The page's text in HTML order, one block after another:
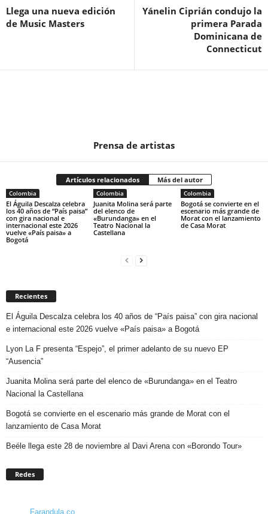
Llega una nueva edición
de Music Masters
Yánelin Ciprián condujo la
primera Parada
Dominicana de
Connecticut
Prensa de artistas
Artículos relacionados Más del autor
Colombia
El Águila Descalza celebra
los 40 años de “País paisa”
con gira nacional e
internacional este 2026
vuelve «País paisa» a
Bogotá
Colombia
Juanita Molina será parte
del elenco de
«Burundanga» en el
Teatro Nacional la
Castellana
Colombia
Bogotá se convierte en el
escenario más grande de
Morat con el lanzamiento
de Casa Morat
Recientes
El Águila Descalza celebra los 40 años de “País paisa” con gira nacional
e internacional este 2026 vuelve «País paisa» a Bogotá
Lyon La F presenta “Espejo”, el primer adelanto de su nuevo EP
“Ausencia”
Juanita Molina será parte del elenco de «Burundanga» en el Teatro
Nacional la Castellana
Bogotá se convierte en el escenario más grande de Morat con el
lanzamiento de Casa Morat
Beéle llega este 28 de noviembre al Davi Arena con «Borondo Tour»
Redes
Farandula.co